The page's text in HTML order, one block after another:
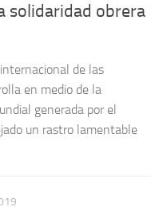
solidaridad obrera
de las
en medio de la
generada por el
un rastro lamentable